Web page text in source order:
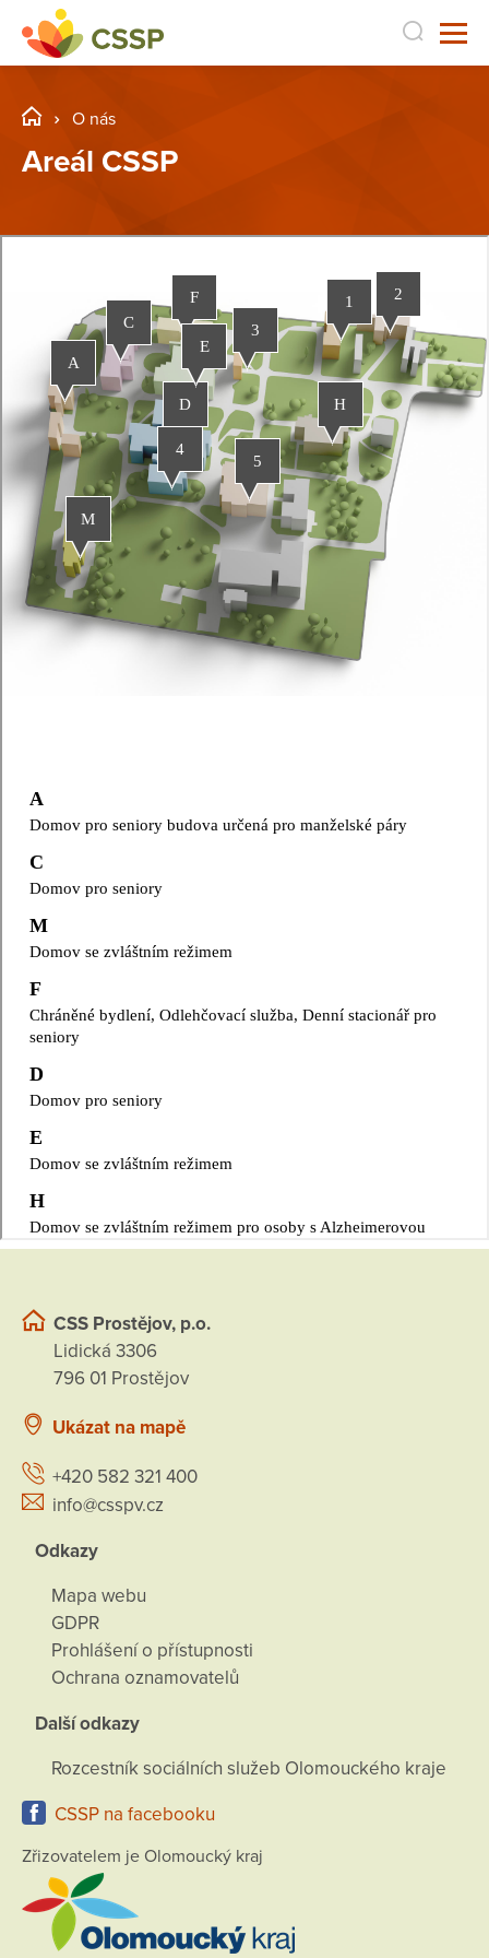
O nás
Areál CSSP
CSS Prostějov, p.o.
Lidická 3306
796 01 Prostějov
Ukázat na mapě
+420 582 321 400
info@csspv.cz
Odkazy
Mapa webu
GDPR
Prohlášení o přístupnosti
Ochrana oznamovatelů
Další odkazy
Rozcestník sociálních služeb Olomouckého kraje
CSSP na facebooku
Zřizovatelem je Olomoucký kraj